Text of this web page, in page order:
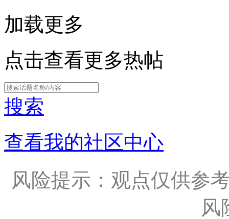
加载更多
点击查看更多热帖
搜索
查看我的社区中心
风险提示：观点仅供参
风